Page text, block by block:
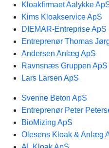
Kloakfirmaet Aalykke
Kims Kloakservice ApS
DIEMAR-Entreprise ApS
Entreprenør Thomas
Andersen Anlæg ApS
Ravnsnæs Gruppen ApS
Lars Larsen ApS
Svenne Beton ApS
Entreprenør Peter
BioMizing ApS
Olesens Kloak & Anlæg